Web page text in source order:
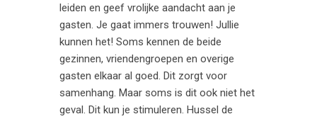
leiden en geef vrolijke aandacht aan je
gasten. Je gaat immers trouwen! Jullie
kunnen het! Soms kennen de beide
gezinnen, vriendengroepen en overige
gasten elkaar al goed. Dit zorgt voor
samenhang. Maar soms is dit ook niet het
geval. Dit kun je stimuleren. Hussel de